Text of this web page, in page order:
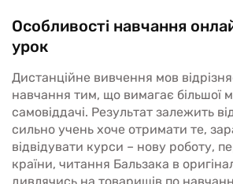
Особливості навчання
урок
Дистанційне вивчення мов
навчання тим, що вимагає більшої
самовіддачі. Результат залежить
сильно учень хоче отримати те,
відвідувати курси – нову роботу,
країни, читання Бальзака в
дивлячись на товаришів по